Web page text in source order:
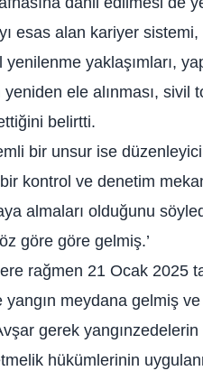
esas alan kariyer
yenilenme yaklaşımları,
yeniden ele alınması,
belirtti.
bir unsur ise
kontrol ve denetim
almaları olduğunu
göre göre gelmiş.’
rağmen 21 Ocak 2025
meydana gelmiş
gerek
hükümlerinin